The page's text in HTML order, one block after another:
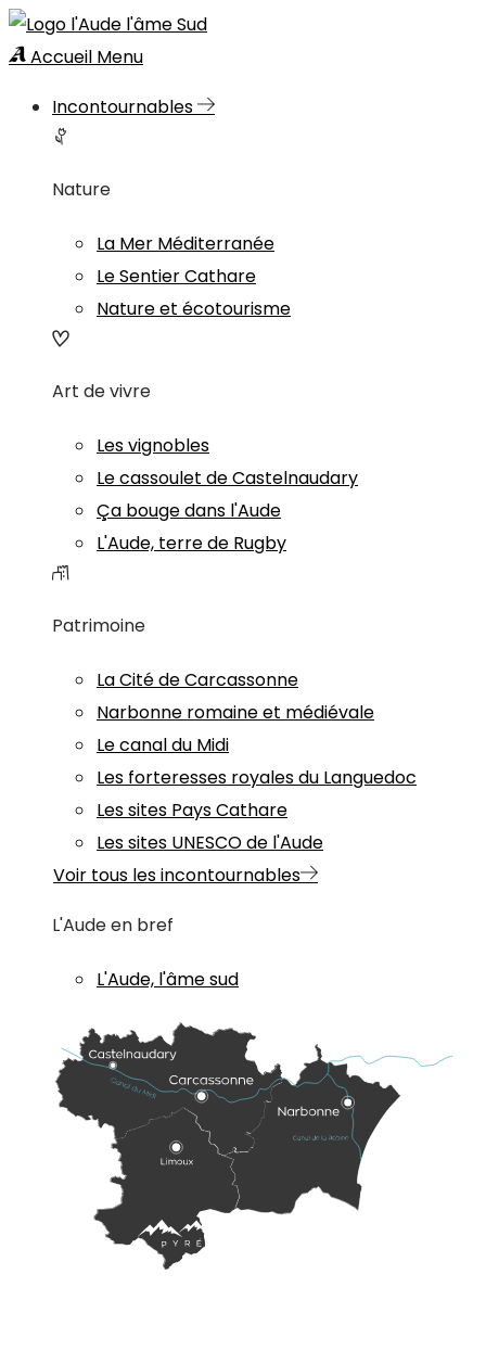
Accueil Menu
Incontournables
Nature
La Mer Méditerranée
Le Sentier Cathare
Nature et écotourisme
Art de vivre
Les vignobles
Le cassoulet de Castelnaudary
Ça bouge dans l'Aude
L'Aude, terre de Rugby
Patrimoine
La Cité de Carcassonne
Narbonne romaine et médiévale
Le canal du Midi
Les forteresses royales du Languedoc
Les sites Pays Cathare
Les sites UNESCO de l'Aude
Voir tous les incontournables
L'Aude en bref
L'Aude, l'âme sud